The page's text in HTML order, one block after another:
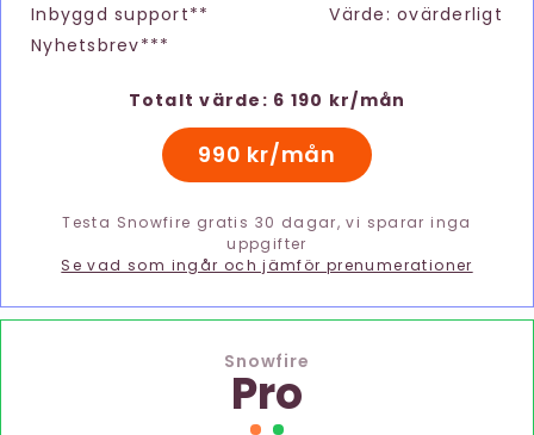
Inbyggd support**
Nyhetsbrev***
Värde: ovärderligt
Totalt värde: 6 190 kr/mån
990 kr/mån
Testa Snowfire gratis 30 dagar, vi sparar inga
uppgifter
Se vad som ingår och jämför prenumerationer
Snowfire
Pro